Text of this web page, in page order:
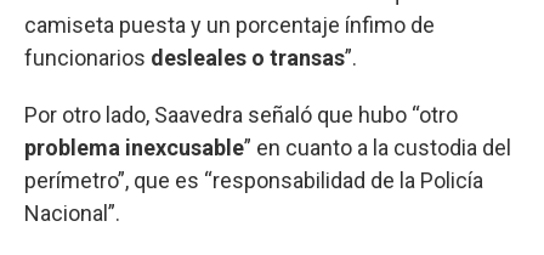
camiseta puesta y un porcentaje ínfimo de
funcionarios desleales o transas”.
Por otro lado, Saavedra señaló que hubo “otro
problema inexcusable” en cuanto a la custodia del
perímetro”, que es “responsabilidad de la Policía
Nacional”.